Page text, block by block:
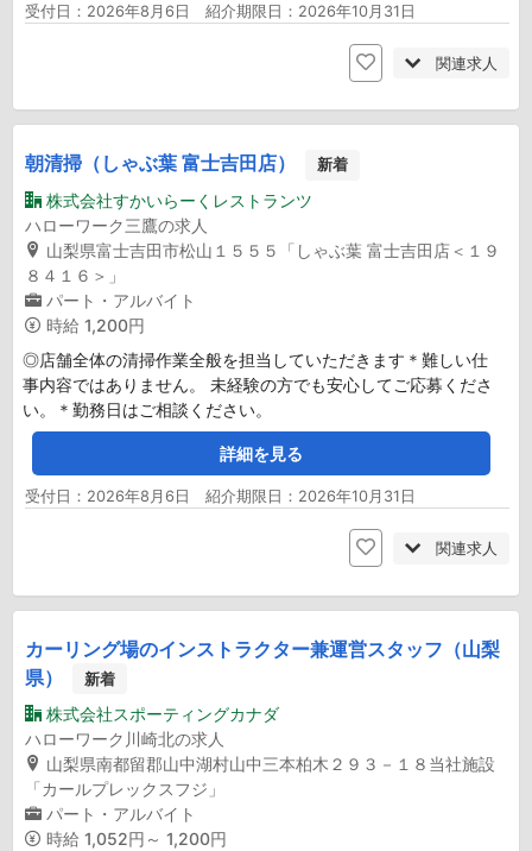
受付日：2026年8月6日 紹介期限日：2026年10月31日
関連求人
朝清掃（しゃぶ葉 富士吉田店） 新着
株式会社すかいらーくレストランツ
ハローワーク三鷹の求人
山梨県富士吉田市松山１５５５「しゃぶ葉 富士吉田店＜１９
８４１６＞」
パート・アルバイト
時給 1,200円
◎店舗全体の清掃作業全般を担当していただきます＊難しい仕
事内容ではありません。 未経験の方でも安心してご応募くださ
い。＊勤務日はご相談ください。
詳細を見る
受付日：2026年8月6日 紹介期限日：2026年10月31日
関連求人
カーリング場のインストラクター兼運営スタッフ（山梨
県）
新着
株式会社スポーティングカナダ
ハローワーク川崎北の求人
山梨県南都留郡山中湖村山中三本柏木２９３－１８当社施設
「カールプレックスフジ」
パート・アルバイト
時給 1,052円～ 1,200円